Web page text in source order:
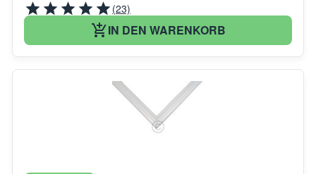
(23)
IN DEN WARENKORB